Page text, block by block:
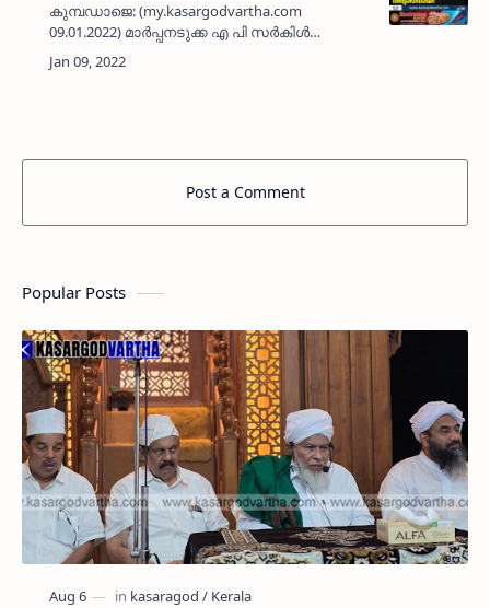
കുമ്പഡാജെ: (my.kasargodvartha.com
09.01.2022) മാര്‍പ്പനടുക്ക എ പി സർകിൾ
കുറുഞ്ചി ഹൗസിലെ അബ്ദുല്‍ ഖാദർ (88)
നിര്യാതനായി. ഭാര്യ: ബീഫാത്വിമ, സൈനബ,
Post a Comment
Popular Posts